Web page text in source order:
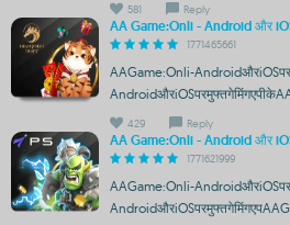
581 Reply
AA Game:Onli - Android और
1771465661
AAGame:Onli-
429 Reply
AA Game:Onli - Android और
1771621999
AAGame:Onli-
AndroidऔरiOSपरमुफ्तगेमिंगएपAAG